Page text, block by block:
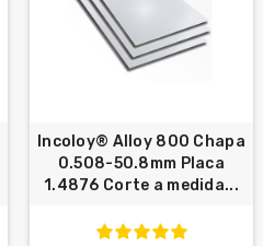
Incoloy® Alloy 800 Chapa
0.508-50.8mm Placa
1.4876 Corte a medida...